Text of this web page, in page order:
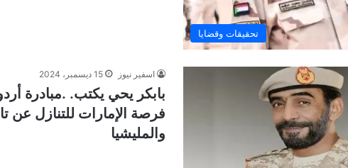
تحقيقات وقضايا
اسفير نيوز 15 ديسمبر، 2024
بابكر يحي يكتب. .مبادرة
فرصة الإمارات للتنازل عن
والمليشيا